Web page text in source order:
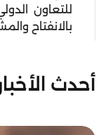
للتعاون
بالانفتاح
أحدث الأخبار